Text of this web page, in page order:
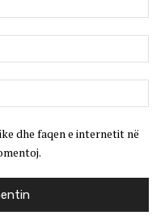
dhe faqen e internetit në